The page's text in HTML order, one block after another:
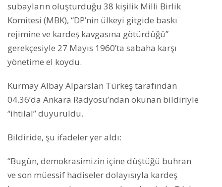
subayların oluşturduğu 38 kişilik Milli Birlik
Komitesi (MBK), “DP’nin ülkeyi gitgide baskı
rejimine ve kardeş kavgasına götürdüğü”
gerekçesiyle 27 Mayıs 1960’ta sabaha karşı
yönetime el koydu.
Kurmay Albay Alparslan Türkeş tarafından
04.36’da Ankara Radyosu’ndan okunan bildiriyle
“ihtilal” duyuruldu.
Bildiride, şu ifadeler yer aldı:
“Bugün, demokrasimizin içine düştüğü buhran
ve son müessif hadiseler dolayısıyla kardeş